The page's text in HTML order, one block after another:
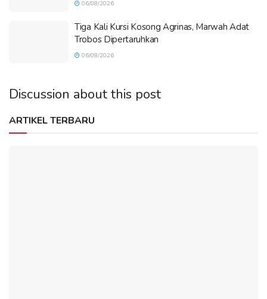
06/08/2026
Tiga Kali Kursi Kosong Agrinas, Marwah Adat
Trobos Dipertaruhkan
06/08/2026
Discussion about this post
ARTIKEL TERBARU